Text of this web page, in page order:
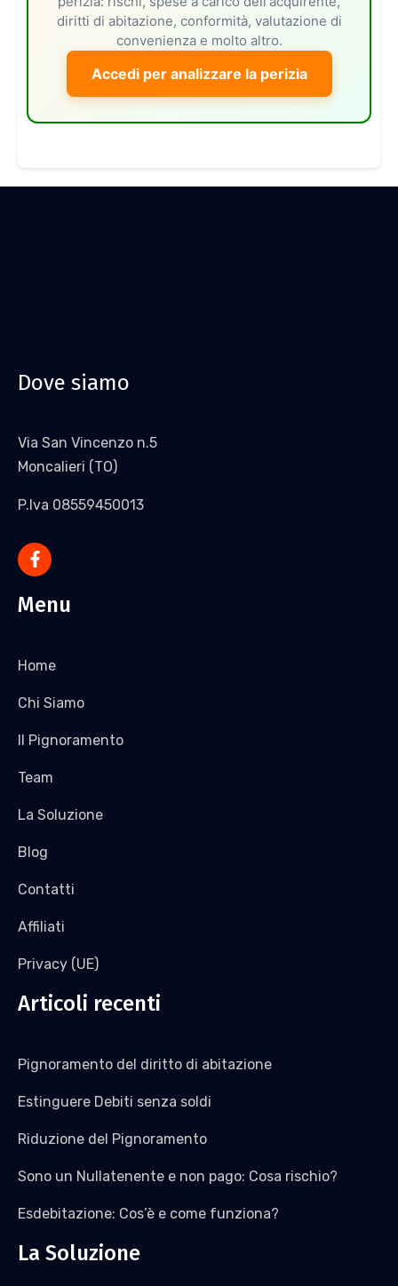
diritti di abitazione, conformità, valutazione di
convenienza e molto altro.
Accedi per analizzare la perizia
Dove siamo
Via San Vincenzo n.5
Moncalieri (TO)
P.Iva 08559450013
Menu
Home
Chi Siamo
Il Pignoramento
Team
La Soluzione
Blog
Contatti
Affiliati
Privacy (UE)
Articoli recenti
Pignoramento del diritto di abitazione
Estinguere Debiti senza soldi
Riduzione del Pignoramento
Sono un Nullatenente e non pago: Cosa rischio?
Esdebitazione: Cos’è e come funziona?
La Soluzione